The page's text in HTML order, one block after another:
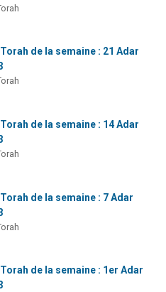
de la semaine : 21 Adar
de la semaine : 14 Adar
de la semaine : 7 Adar
de la semaine : 1er Adar